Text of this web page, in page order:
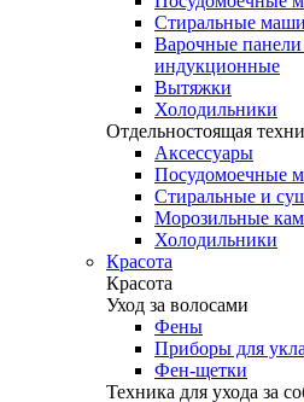
Стиральные
Варочные панели
индукционные
Вытяжки
Холодильники
Отдельностоящая
Аксессуары
Посудомоечные
Стиральные и
Морозильные
Холодильники
Красота
Красота
Уход за волосами
Фены
Приборы для
Фен-щетки
Техника для ухода за